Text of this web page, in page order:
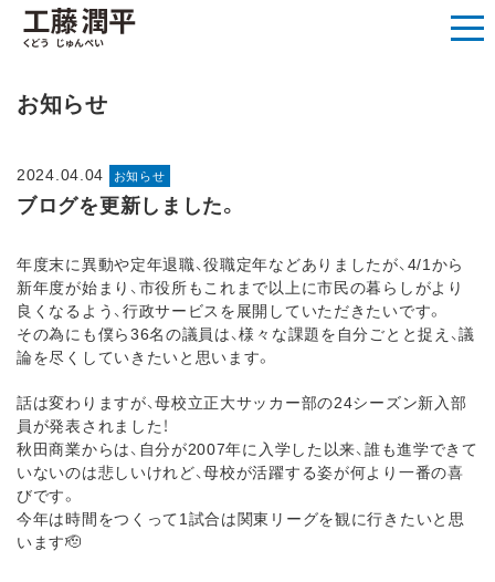
お知らせ
2024.04.04 お知らせ
ブログを更新しました。
年度末に異動や定年退職、役職定年などありましたが、4/1から
新年度が始まり、市役所もこれまで以上に市民の暮らしがより
良くなるよう、行政サービスを展開していただきたいです。
その為にも僕ら36名の議員は、様々な課題を自分ごとと捉え、議
論を尽くしていきたいと思います。
話は変わりますが、母校立正大サッカー部の24シーズン新入部
員が発表されました！
秋田商業からは、自分が2007年に入学した以来、誰も進学できて
いないのは悲しいけれど、母校が活躍する姿が何より一番の喜
びです。
今年は時間をつくって1試合は関東リーグを観に行きたいと思
います🫡